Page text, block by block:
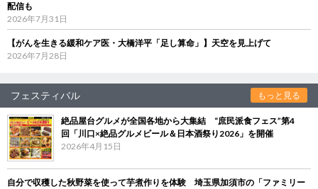
配信も
2026年7月31日
【がんを生きる緩和ケア医・大橋洋平「足し算命」】天空を見上げて
2026年7月28日
フェスティバル もっと見る
絶品屋台グルメが全国各地から大集結 “庶民派食フェス”第4
回「川口×絶品グルメビール＆日本酒祭り2026」を開催
2026年4月15日
自分で収穫した秋野菜を使って芋煮作りを体験 埼玉県加須市の「ファミリー